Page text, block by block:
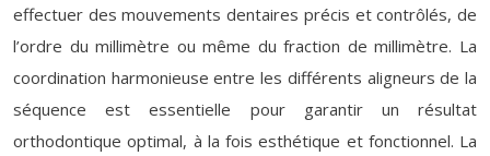
effectuer des mouvements dentaires précis et contrôlés, de
l’ordre du millimètre ou même du fraction de millimètre. La
coordination harmonieuse entre les différents aligneurs de la
séquence est essentielle pour garantir un résultat
orthodontique optimal, à la fois esthétique et fonctionnel. La